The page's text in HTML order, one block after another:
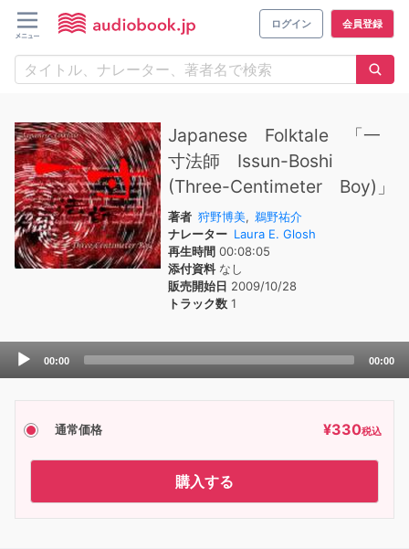
ログイン 会員登録
Japanese Folktale 「一
寸法師 Issun-Boshi
(Three-Centimeter Boy)」
著者 狩野博美, 鵜野祐介
ナレーター Laura E. Glosh
再生時間 00:08:05
添付資料なし
販売開始日 2009/10/28
トラック数 1
Audio
00:00 00:00
通常価格 ¥330税込
購入する